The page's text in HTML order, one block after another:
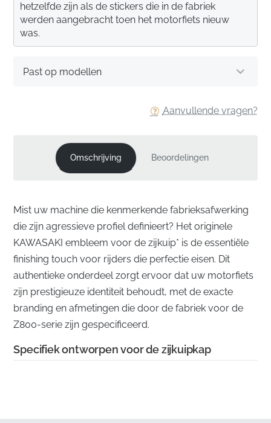
Aanvullende vragen?
Past op modellen
hetzelfde zijn als de stickers die in de fabriek
werden aangebracht toen het motorfiets nieuw
was.
Omschrijving Beoordelingen
Mist uw machine die kenmerkende fabrieksafwerking
die zijn agressieve profiel definieert? Het originele
KAWASAKI embleem voor de zijkuip* is de essentiële
finishing touch voor rijders die perfectie eisen. Dit
authentieke onderdeel zorgt ervoor dat uw motorfiets
zijn prestigieuze identiteit behoudt, met de exacte
branding en afmetingen die door de fabriek voor de
Z800-serie zijn gespecificeerd.
Specifiek ontworpen voor de zijkuipkap